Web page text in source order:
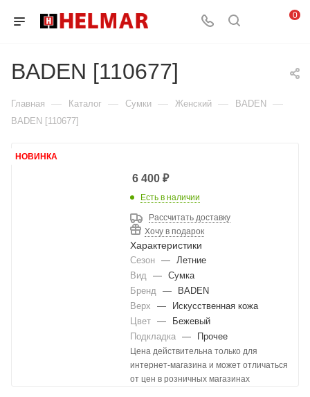
0
BADEN [110677]
Главная — Каталог — Сумки — Женский — BADEN —
BADEN [110677]
НОВИНКА
6 400₽
Есть в наличии
Рассчитать доставку
Хочу в подарок
Характеристики
Сезон —
Летние
Вид
—
Сумка
Бренд
—
BADEN
Верх
—
Искусственная кожа
Цвет —
Бежевый
Подкладка — Прочее
Цена действительна только для
интернет-магазина и может отличаться
от цен в розничных магазинах